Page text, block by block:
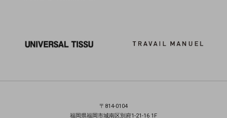
〒814-0104
福岡県福岡市城南区別府1-21-16 1F